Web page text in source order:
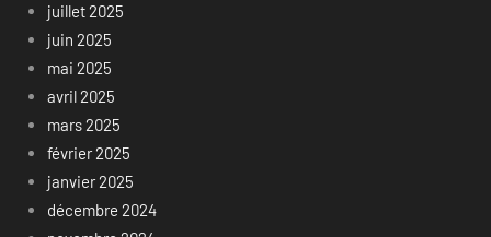
juillet 2025
juin 2025
mai 2025
avril 2025
mars 2025
février 2025
janvier 2025
décembre 2024